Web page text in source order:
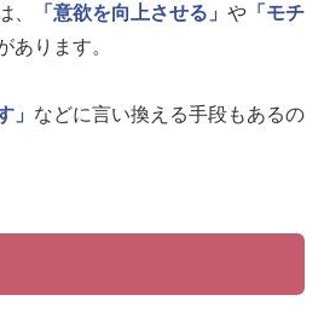
、 「意欲を向上させる」 や 「モチ
あります。
」 などに言い換える手段もあるの